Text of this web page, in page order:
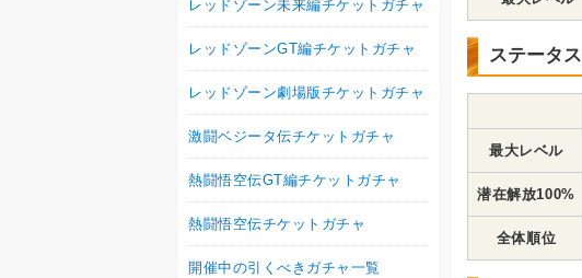
ステータス
最大レベル
潜在解放100%
全体順位
レッドゾーン未来編チケットガチャ
レッドゾーンGT編チケットガチャ
レッドゾーン劇場版チケットガチャ
激闘ベジータ伝チケットガチャ
熱闘悟空伝GT編チケットガチャ
熱闘悟空伝チケットガチャ
開催中の引くべきガチャ一覧